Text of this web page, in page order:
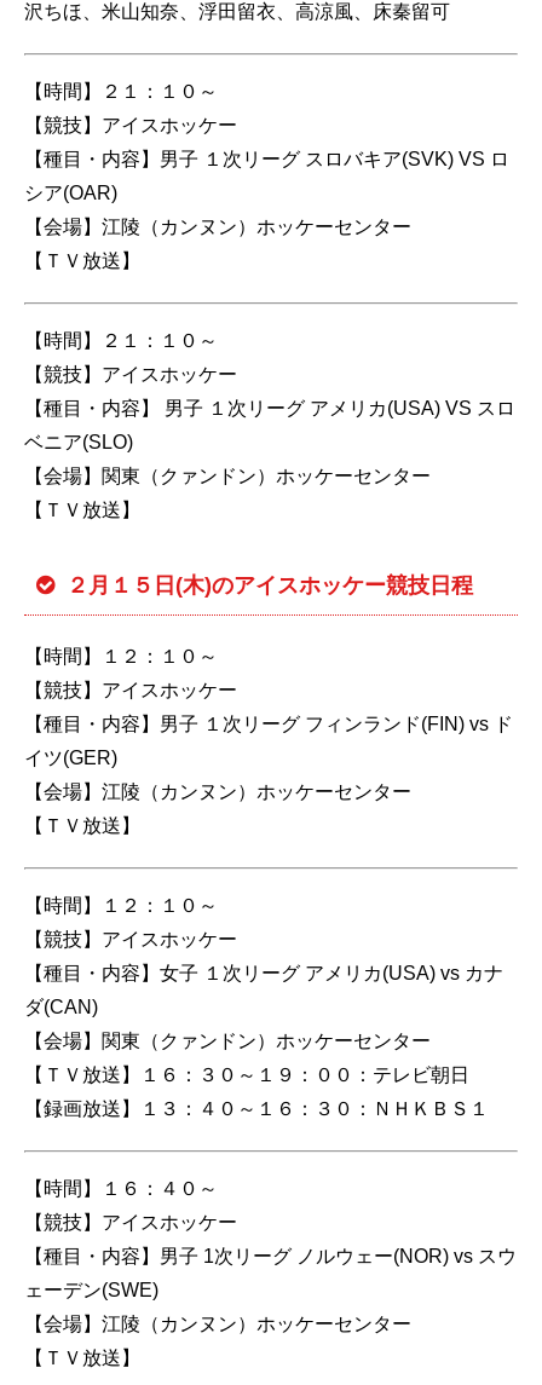
沢ちほ、米山知奈、浮田留衣、高涼風、床秦留可
【時間】２１：１０～
【競技】アイスホッケー
【種目・内容】男子 １次リーグ スロバキア(SVK) VS ロ
シア(OAR)
【会場】江陵（カンヌン）ホッケーセンター
【ＴＶ放送】
【時間】２１：１０～
【競技】アイスホッケー
【種目・内容】 男子 １次リーグ アメリカ(USA) VS スロ
ベニア(SLO)
【会場】関東（クァンドン）ホッケーセンター
【ＴＶ放送】
２月１５日(木)のアイスホッケー競技日程
【時間】１２：１０～
【競技】アイスホッケー
【種目・内容】男子 １次リーグ フィンランド(FIN) vs ド
イツ(GER)
【会場】江陵（カンヌン）ホッケーセンター
【ＴＶ放送】
【時間】１２：１０～
【競技】アイスホッケー
【種目・内容】女子 １次リーグ アメリカ(USA) vs カナ
ダ(CAN)
【会場】関東（クァンドン）ホッケーセンター
【ＴＶ放送】１６：３０～１９：００：テレビ朝日
【録画放送】１３：４０～１６：３０：ＮＨＫＢＳ１
【時間】１６：４０～
【競技】アイスホッケー
【種目・内容】男子 1次リーグ ノルウェー(NOR) vs スウ
ェーデン(SWE)
【会場】江陵（カンヌン）ホッケーセンター
【ＴＶ放送】